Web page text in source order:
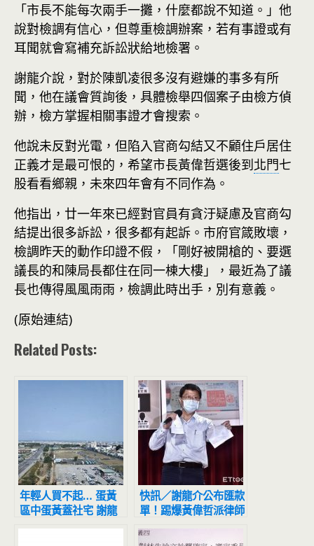
「市長不能每次兩手一攤，什麼都說不知道。」他
說對檢調有信心，但尊重檢調辦案，若有事證或有
耳聞就會寫補充訴訟狀給地檢署。
謝龍介說，對於陳凱凌很多沒有避嫌的事多有所
聞，他在議會質詢後，具體檢舉四個案子由檢方偵
辦，檢方掌握相關事證才會搜索。
他說未反對光電，但陷入官商勾結又不顧住戶居住
正義才是最可恨的，希望市長黃偉哲選後到北門七
股看看鄉親，未來四年會有不同作為。
他指出，廿一年來已經對官員有貪汙疑慮及官商勾
結提出很多訴訟，很多都有起訴。市府官箴敗壞，
檢調昨天的動作印證不假，「剛好被開槍的、要選
議長的和陳局長都住在同一棟大樓」，最近為了議
長也傳得風風雨雨，檢調此時出手，別有意義。
(原始連結)
Related Posts:
年輕人買不起… 蛋黃
區中蛋黃蓋社宅 謝龍
介批錯誤政策
快訊／謝龍介公布匯款
單！踢爆黃偉哲派律師
向靈骨業者索賄千萬